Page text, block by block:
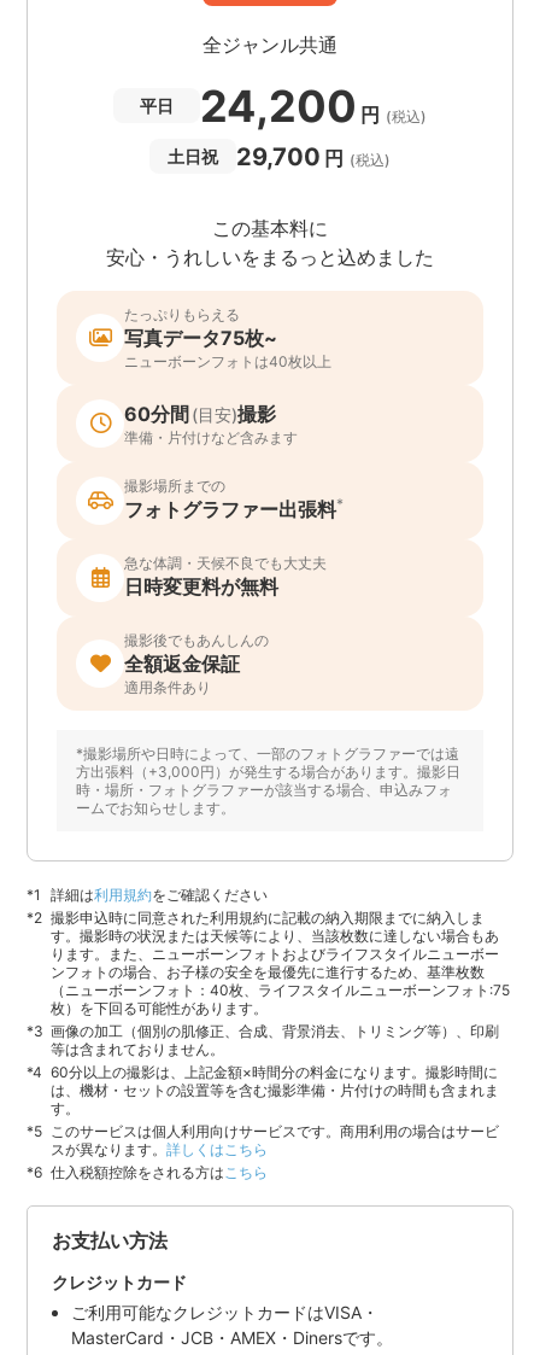
全ジャンル共通
平日 24,200 円 (税込)
土日祝 29,700 円 (税込)
この基本料に
安心・うれしいをまるっと込めました
たっぷりもらえる
写真データ75枚~
ニューボーンフォトは40枚以上
60分間 (目安)撮影
準備・片付けなど含みます
撮影場所までの
フォトグラファー出張料*
急な体調・天候不良でも大丈夫
日時変更料が無料
撮影後でもあんしんの
全額返金保証
適用条件あり
*撮影場所や日時によって、一部のフォトグラファーでは遠
方出張料（+3,000円）が発生する場合があります。撮影日
時・場所・フォトグラファーが該当する場合、申込みフォ
ームでお知らせします。
詳細は利用規約をご確認ください
撮影申込時に同意された利用規約に記載の納入期限までに納入しま
す。撮影時の状況または天候等により、当該枚数に達しない場合もあ
ります。また、ニューボーンフォトおよびライフスタイルニューボー
ンフォトの場合、お子様の安全を最優先に進行するため、基準枚数
（ニューボーンフォト：40枚、ライフスタイルニューボーンフォト:75
枚）を下回る可能性があります。
画像の加工（個別の肌修正、合成、背景消去、トリミング等）、印刷
等は含まれておりません。
60分以上の撮影は、上記金額×時間分の料金になります。撮影時間に
は、機材・セットの設置等を含む撮影準備・片付けの時間も含まれま
す。
このサービスは個人利用向けサービスです。商用利用の場合はサービ
スが異なります。詳しくはこちら
仕入税額控除をされる方は こちら
お支払い方法
クレジットカード
ご利用可能なクレジットカードはVISA・
MasterCard・JCB・AMEX・Dinersです。